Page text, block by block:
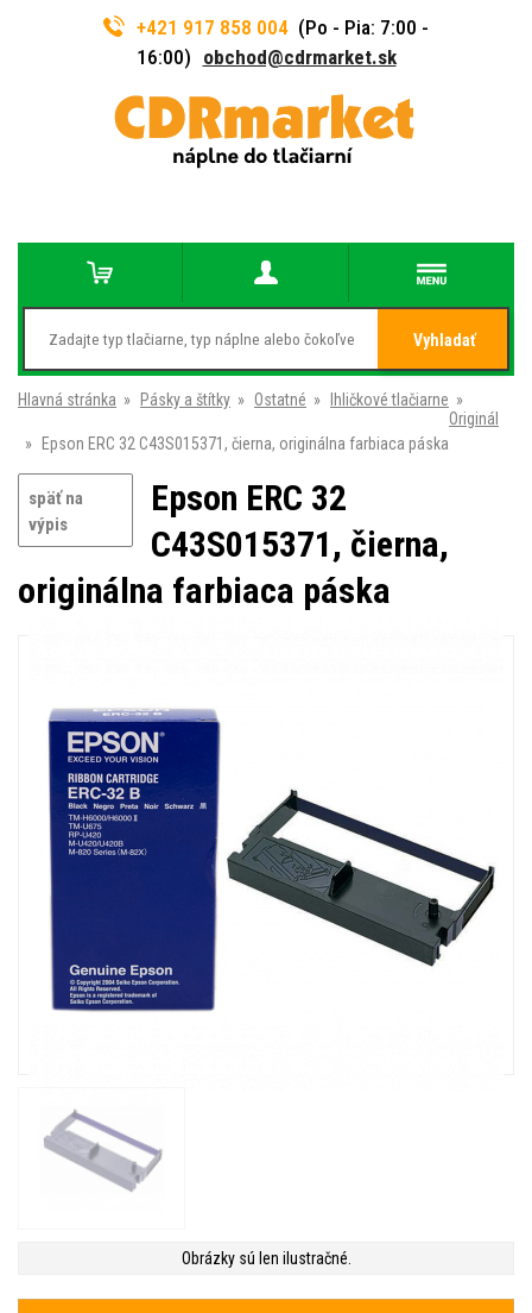
+421 917 858 004 (Po - Pia: 7:00 -
16:00) obchod@cdrmarket.sk
Vyhladať
Hlavná stránka » Pásky a štítky » Ostatné » Ihličkové tlačiarne »
Originál
»
Epson ERC 32 C43S015371, čierna, originálna farbiaca páska
späť na
výpis
Epson ERC 32
C43S015371, čierna,
originálna farbiaca páska
Obrázky sú len ilustračné.